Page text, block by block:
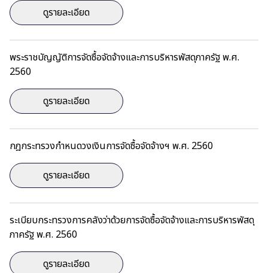
ดูรายละเอียด
พระราชบัญญัติการจัดซื้อจัดจ้างและการบริหารพัสดุภาครัฐ พ.ศ.
2560
ดูรายละเอียด
กฎกระทรวงกำหนดวงเงินการจัดซื้อจัดจ้างฯ พ.ศ. 2560
ดูรายละเอียด
ระเบียบกระทรวงการคลังว่าด้วยการจัดซื้อจัดจ้างและการบริหารพัสดุ
ภาครัฐ พ.ศ. 2560
ดูรายละเอียด